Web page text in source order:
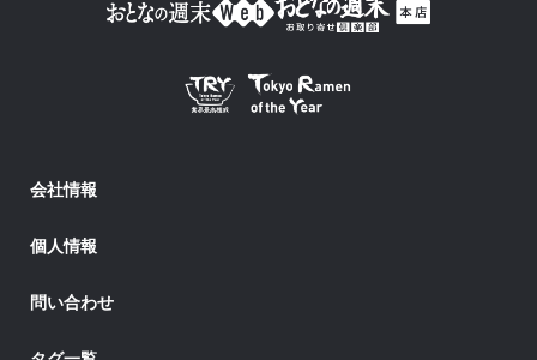
会社情報
個人情報
問い合わせ